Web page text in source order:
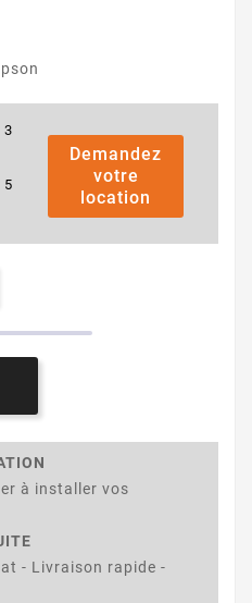
3
5
Demandez
votre
location
à installer vos
- Livraison rapide -